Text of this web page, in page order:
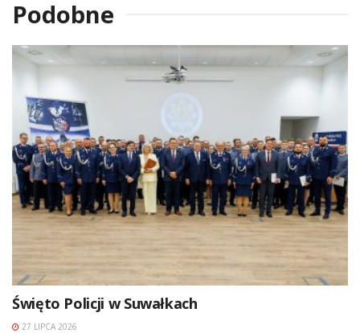
Podobne
Święto Policji w Suwałkach
27 LIPCA 2026